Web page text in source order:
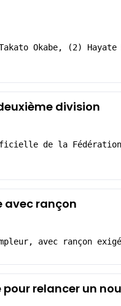
Okabe, (2)
division
de la
avec rançon
avec rançon
pour relancer un